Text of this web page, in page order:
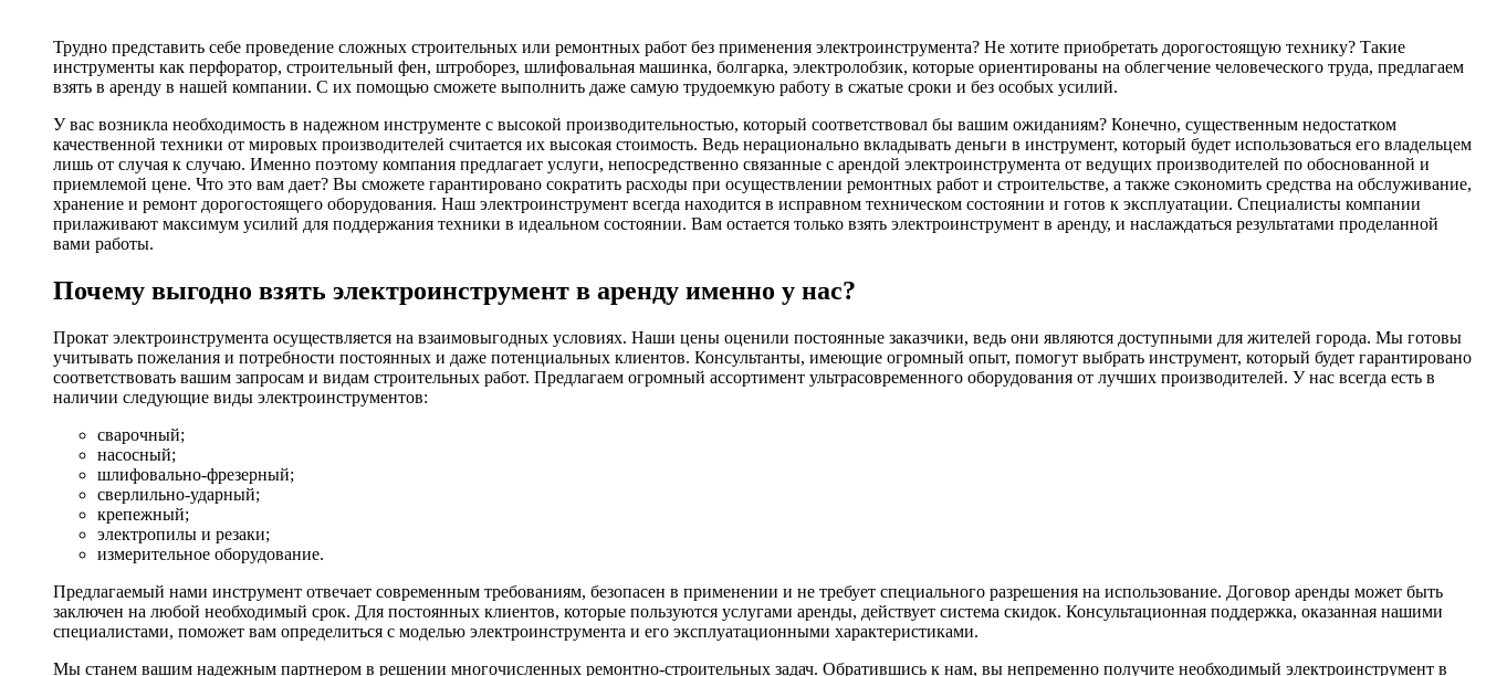
Трудно представить себе проведение сложных строительных или ремонтных работ без применения электроинструмента? Не хотите приобретать дорогостоящую технику? Такие
инструменты как перфоратор, строительный фен, штроборез, шлифовальная машинка, болгарка, электролобзик, которые ориентированы на облегчение человеческого труда, предлагаем
взять в аренду в нашей компании. С их помощью сможете выполнить даже самую трудоемкую работу в сжатые сроки и без особых усилий.
У вас возникла необходимость в надежном инструменте с высокой производительностью, который соответствовал бы вашим ожиданиям? Конечно, существенным недостатком
качественной техники от мировых производителей считается их высокая стоимость. Ведь нерационально вкладывать деньги в инструмент, который будет использоваться его владельцем
лишь от случая к случаю. Именно поэтому компания предлагает услуги, непосредственно связанные с арендой электроинструмента от ведущих производителей по обоснованной и
приемлемой цене. Что это вам дает? Вы сможете гарантировано сократить расходы при осуществлении ремонтных работ и строительстве, а также сэкономить средства на обслуживание,
хранение и ремонт дорогостоящего оборудования. Наш электроинструмент всегда находится в исправном техническом состоянии и готов к эксплуатации. Специалисты компании
прилаживают максимум усилий для поддержания техники в идеальном состоянии. Вам остается только взять электроинструмент в аренду, и наслаждаться результатами проделанной
вами работы.
Почему выгодно взять электроинструмент в аренду именно у нас?
Прокат электроинструмента осуществляется на взаимовыгодных условиях. Наши цены оценили постоянные заказчики, ведь они являются доступными для жителей города. Мы готовы
учитывать пожелания и потребности постоянных и даже потенциальных клиентов. Консультанты, имеющие огромный опыт, помогут выбрать инструмент, который будет гарантировано
соответствовать вашим запросам и видам строительных работ. Предлагаем огромный ассортимент ультрасовременного оборудования от лучших производителей. У нас всегда есть в
наличии следующие виды электроинструментов:
сварочный;
насосный;
шлифовально-фрезерный;
сверлильно-ударный;
крепежный;
электропилы и резаки;
измерительное оборудование.
Предлагаемый нами инструмент отвечает современным требованиям, безопасен в применении и не требует специального разрешения на использование. Договор аренды может быть
заключен на любой необходимый срок. Для постоянных клиентов, которые пользуются услугами аренды, действует система скидок. Консультационная поддержка, оказанная нашими
специалистами, поможет вам определиться с моделью электроинструмента и его эксплуатационными характеристиками.
Мы станем вашим надежным партнером в решении многочисленных ремонтно-строительных задач. Обратившись к нам, вы непременно получите необходимый электроинструмент в